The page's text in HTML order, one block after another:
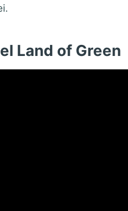
Land of Green